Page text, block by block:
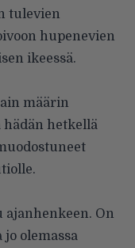
tulevien
hupenevien
ikeessä.
määrin
hädän hetkellä
ajanhenkeen. On
olemassa